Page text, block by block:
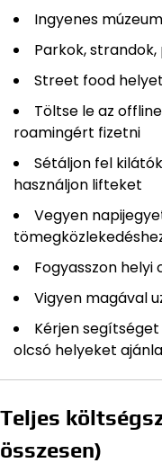
Ingyenes
Parkok,
Street food
Töltse le az
roamingért fizetni
Sétáljon fel
használjon lifteket
Vegyen
Fogyasszon helyi
Vigyen magával
Kérjen
olcsó helyeket
Teljes
összesen)